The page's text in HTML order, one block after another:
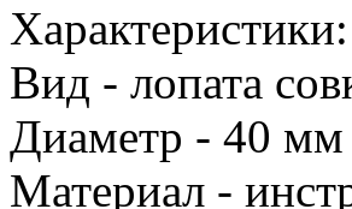
Характеристики:
Вид - лопата
Диаметр - 40 мм
Материал -